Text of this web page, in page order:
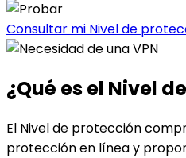
Consultar mi Nivel de
¿Qué esel Nivel
El Nivel de protección
protección en línea y